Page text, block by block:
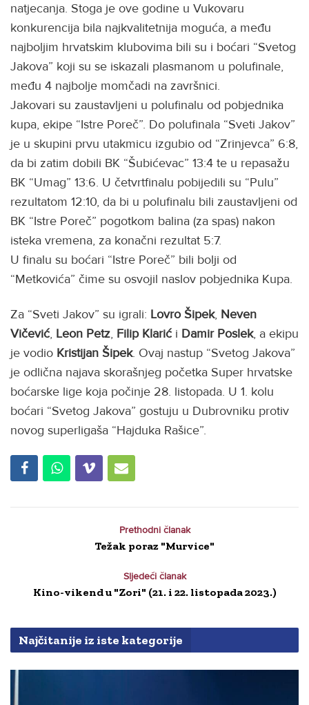
natjecanja. Stoga je ove godine u Vukovaru
konkurencija bila najkvalitetnija moguća, a među
najboljim hrvatskim klubovima bili su i boćari “Svetog
Jakova” koji su se iskazali plasmanom u polufinale,
među 4 najbolje momčadi na završnici.
Jakovari su zaustavljeni u polufinalu od pobjednika
kupa, ekipe “Istre Poreč”. Do polufinala “Sveti Jakov”
je u skupini prvu utakmicu izgubio od “Zrinjevca” 6:8,
da bi zatim dobili BK “Šubićevac” 13:4 te u repasažu
BK “Umag” 13:6. U četvrtfinalu pobijedili su “Pulu”
rezultatom 12:10, da bi u polufinalu bili zaustavljeni od
BK “Istre Poreč” pogotkom balina (za spas) nakon
isteka vremena, za konačni rezultat 5:7.
U finalu su boćari “Istre Poreč” bili bolji od
“Metkovića” čime su osvojil naslov pobjednika Kupa.
Za “Sveti Jakov” su igrali: Lovro Šipek, Neven
Vičević, Leon Petz, Filip Klarić i Damir Poslek, a ekipu
je vodio Kristijan Šipek. Ovaj nastup “Svetog Jakova”
je odlična najava skorašnjeg početka Super hrvatske
boćarske lige koja počinje 28. listopada. U 1. kolu
boćari “Svetog Jakova” gostuju u Dubrovniku protiv
novog superligaša “Hajduka Rašice”.
Prethodni članak
Težak poraz "Murvice"
Sljedeći članak
Kino-vikend u "Zori" (21. i 22. listopada 2023.)
Najčitanije iz iste kategorije